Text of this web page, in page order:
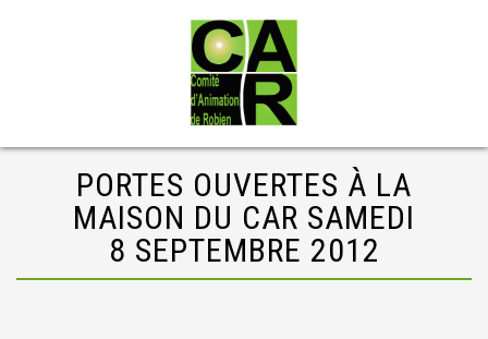
PORTES OUVERTES À LA
MAISON DU CAR SAMEDI
8 SEPTEMBRE 2012